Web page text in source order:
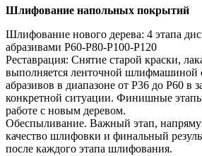
Шлифование напольных покрытий
Шлифование нового дерева: 4 этапа
абразивами Р60-Р80-Р100-Р120
Реставрация: Снятие старой краски,
выполняется ленточной шлифмашиной
абразивов в диапазоне от P36 до P60 в
конкретной ситуации. Финишные
работе с новым деревом.
Обеспыливание. Важный этап,
качество шлифовки и финальный
после каждого этапа шлифования.